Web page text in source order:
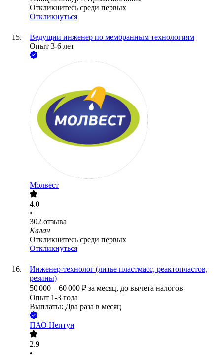
Откликнитесь среди первых
Откликнуться
Ведущий инженер по мембранным технологиям
Опыт 3-6 лет
Молвест
4.0
•
302 отзыва
Калач
Откликнитесь среди первых
Откликнуться
Инженер-технолог (литье пластмасс, реактопластов,
резины)
50 000 – 60 000 ₽ за месяц, до вычета налогов
Опыт 1-3 года
Выплаты: Два раза в месяц
ПАО Нептун
2.9
•